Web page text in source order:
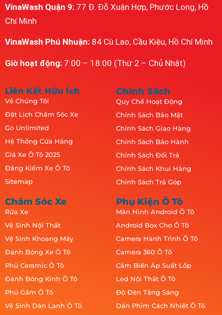
VinaWash Quận 9: 77 Đ. Đỗ Xuân Hợp, Phước Long, Hồ
Chí Minh
VinaWash Phú Nhuận: 84 Cù Lao, Cầu Kiệu, Hồ Chí Minh
Giờ hoạt động: 7:00 – 18:00 (Thứ 2 – Chủ Nhật)
Liên Kết Hữu Ích
Về Chúng Tôi
Đặt Lịch Chăm Sóc Xe
Go Unlimited
Hệ Thống Cửa Hàng
Giá Xe Ô Tô 2025
Đăng Kiểm Xe Ô Tô
Sitemap
Chính Sách
Quy Chế Hoạt Động
Chính Sách Bảo Mật
Chính Sách Giao Hàng
Chính Sách Bảo Hành
Chính Sách Đổi Trả
Chính Sách Khui Hàng
Chính Sách Trả Góp
Chăm Sóc Xe
Rửa Xe
Vệ Sinh Nội Thất
Vệ Sinh Khoang Máy
Đánh Bóng Xe Ô Tô
Phủ Ceramic Ô Tô
Đánh Bóng Kính Ô Tô
Phủ Gầm Ô Tô
Vệ Sinh Dàn Lạnh Ô Tô
Phụ Kiện Ô Tô
Màn Hình Android Ô Tô
Android Box Cho Ô Tô
Camera Hành Trình Ô Tô
Camera 360 Ô Tô
Cảm Biến Áp Suất Lốp
Led Nội Thất Ô Tô
Độ Đèn Tăng Sáng
Dán Phim Cách Nhiệt Ô Tô